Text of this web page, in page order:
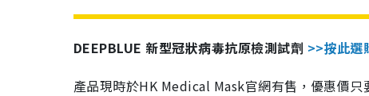
DEEPBLUE 新型冠狀病毒抗原檢測試劑 >>按此選
產品現時於HK Medical Mask官網有售，優惠價